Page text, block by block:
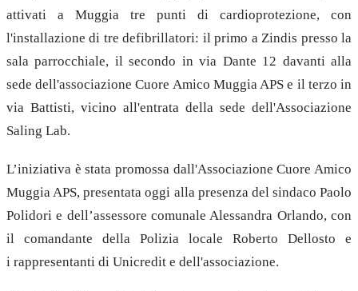
attivati a Muggia tre punti di cardioprotezione, con
l'installazione di tre defibrillatori: il primo a Zindis presso la
sala parrocchiale, il secondo in via Dante 12 davanti alla
sede dell'associazione Cuore Amico Muggia APS e il terzo in
via Battisti, vicino all'entrata della sede dell'Associazione
Saling Lab.
L’iniziativa è stata promossa dall'Associazione Cuore Amico
Muggia APS, presentata oggi alla presenza del sindaco Paolo
Polidori e dell’assessore comunale Alessandra Orlando, con
il comandante della Polizia locale Roberto Dellosto e
i rappresentanti di Unicredit e dell'associazione.